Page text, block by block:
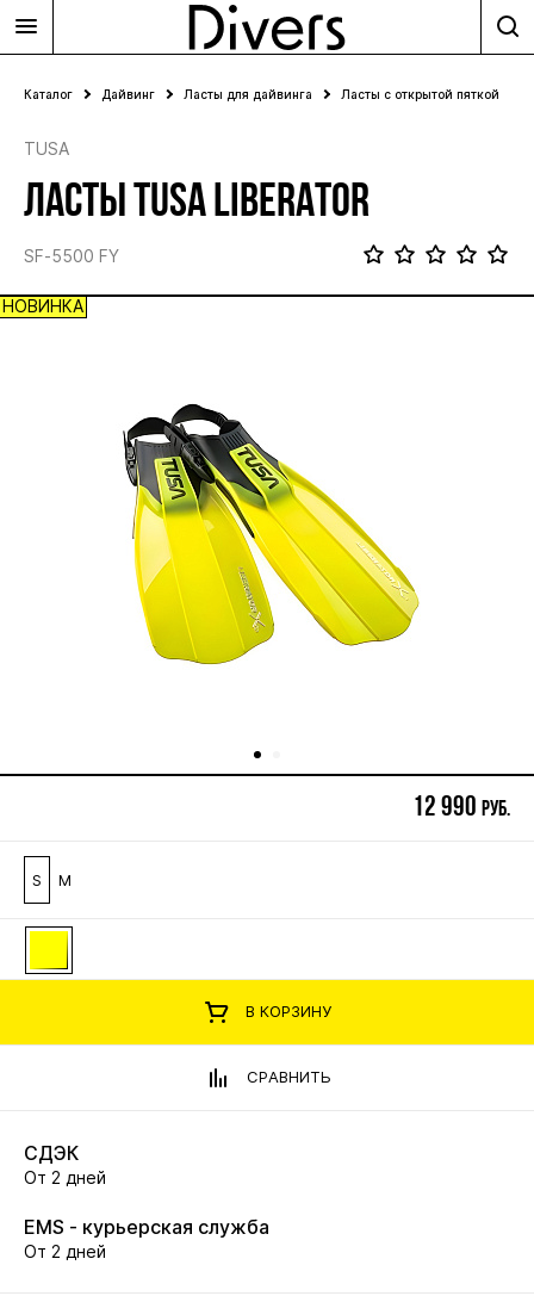
Каталог Дайвинг Ласты для дайвинга Ласты с открытой пяткой
TUSA
ЛАСТЫ TUSA LIBERATOR
SF-5500 FY
НОВИНКА
12 990 руб.
S M
В КОРЗИНУ
СРАВНИТЬ
СДЭК
От 2 дней
EMS - курьерская служба
От 2 дней